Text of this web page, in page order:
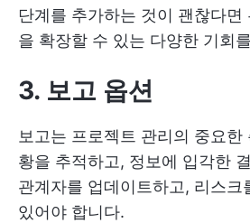
단계를 추가하는 것이 괜찮다면
을 확장할 수 있는 다양한 기회
3. 보고 옵션
보고는 프로젝트 관리의 중요한
황을 추적하고, 정보에 입각한
관계자를 업데이트하고, 리스크
있어야 합니다.